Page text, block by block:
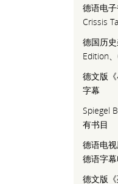
德语电
Crissis
德国历
Edition
德文版
字幕
Spiegel
有书目
德语电
德语字
德文版